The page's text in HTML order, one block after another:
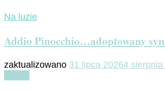
Na luzie
Addio Pinocchio…adoptowany
zaktualizowano 31 lipca 20264 sierpnia